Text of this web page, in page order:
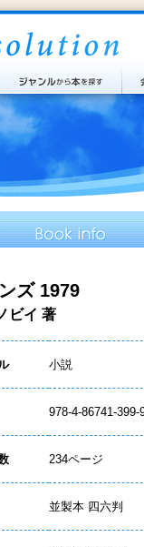
ズ 1979
ビイ 著
小説
978-4-86741-399-
234ページ
並製本 四六判